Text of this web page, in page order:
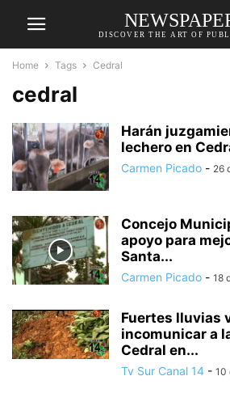
DISCOVER THE ART OF
Home Tags Cedral
cedral
Harán
lechero en
Carmen Picado - 26
Concejo
apoyo para
Santa...
Carmen Picado - 18
Fuertes lluvias
incomunicar a
Cedral en...
Tv Sur Canal 14 - 10